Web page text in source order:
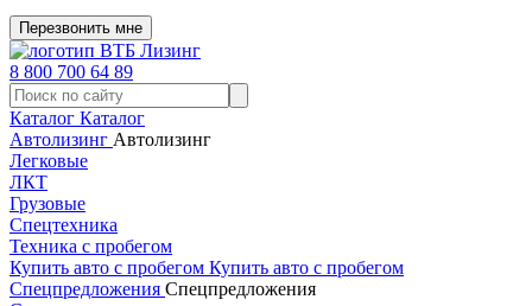
Перезвонить мне
8 800 700 64 89
Каталог Каталог
Автолизинг Автолизинг
Легковые
ЛКТ
Грузовые
Спецтехника
Техника с пробегом
Купить авто с пробегом Купить авто с пробегом
Спецпредложения Спецпредложения